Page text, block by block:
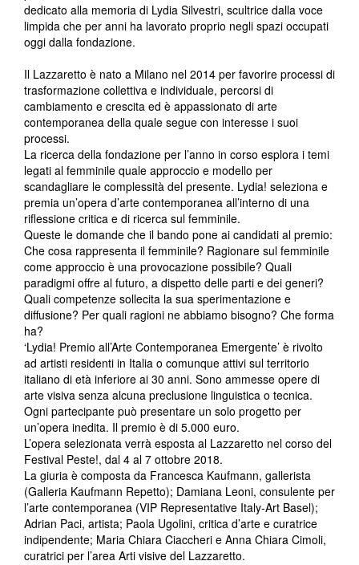
dedicato alla memoria di Lydia Silvestri, scultrice dalla voce
limpida che per anni ha lavorato proprio negli spazi occupati
oggi dalla fondazione.
Il Lazzaretto è nato a Milano nel 2014 per favorire processi di
trasformazione collettiva e individuale, percorsi di
cambiamento e crescita ed è appassionato di arte
contemporanea della quale segue con interesse i suoi
processi.
La ricerca della fondazione per l’anno in corso esplora i temi
legati al femminile quale approccio e modello per
scandagliare le complessità del presente. Lydia! seleziona e
premia un’opera d’arte contemporanea all’interno di una
riflessione critica e di ricerca sul femminile.
Queste le domande che il bando pone ai candidati al premio:
Che cosa rappresenta il femminile? Ragionare sul femminile
come approccio è una provocazione possibile? Quali
paradigmi offre al futuro, a dispetto delle parti e dei generi?
Quali competenze sollecita la sua sperimentazione e
diffusione? Per quali ragioni ne abbiamo bisogno? Che forma
ha?
‘Lydia! Premio all’Arte Contemporanea Emergente’ è rivolto
ad artisti residenti in Italia o comunque attivi sul territorio
italiano di età inferiore ai 30 anni. Sono ammesse opere di
arte visiva senza alcuna preclusione linguistica o tecnica.
Ogni partecipante può presentare un solo progetto per
un’opera inedita. Il premio è di 5.000 euro.
L’opera selezionata verrà esposta al Lazzaretto nel corso del
Festival Peste!, dal 4 al 7 ottobre 2018.
La giuria è composta da Francesca Kaufmann, gallerista
(Galleria Kaufmann Repetto); Damiana Leoni, consulente per
l’arte contemporanea (VIP Representative Italy-Art Basel);
Adrian Paci, artista; Paola Ugolini, critica d’arte e curatrice
indipendente; Maria Chiara Ciaccheri e Anna Chiara Cimoli,
curatrici per l’area Arti visive del Lazzaretto.